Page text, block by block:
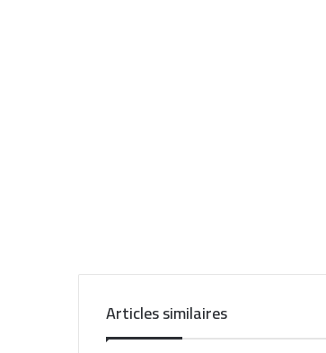
Articles similaires